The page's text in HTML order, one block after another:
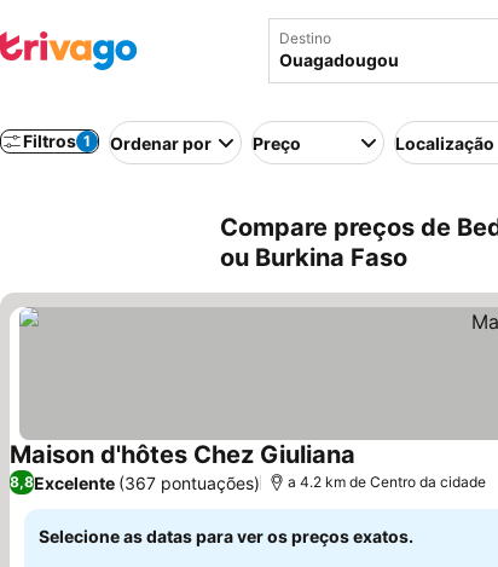
Destino
Filtros 1 Ordenar por Preço Localização
Compare preços de
ou Burkina Faso
Maison d'hôtes Chez Giuliana
8,8Excelente (367 pontuações) a 4.2 km de Centro da cidade
Selecione as datas para ver os preços exatos.